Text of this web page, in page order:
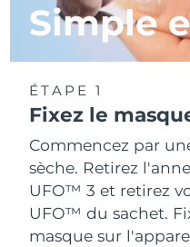
Simple
ÉTAPE 1
Fixez le
Commencez par
sèche. Retirez
UFO™ 3 et retirez
UFO™ du sachet.
masque sur